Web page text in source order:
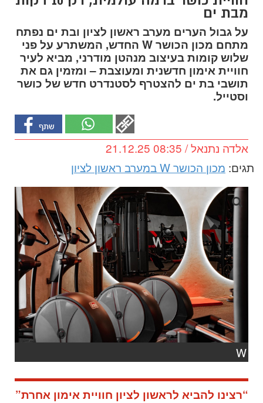
מבת ים
על גבול הערים מערב ראשון לציון ובת ים נפתח
מתחם מכון הכושר W החדש, המשתרע על פני
שלוש קומות בעיצוב מנהטן מודרני, מביא לעיר
חוויית אימון חדשנית ומעוצבת – ומזמין גם את
תושבי בת ים להצטרף לסטנדרט חדש של כושר
וסטייל.
אלדה נתנאל / 08:35 21.12.25
תגים: מכון הכושר W במערב ראשון לציון
W
“רצינו להביא לראשון לציון חוויית אימון אחרת”